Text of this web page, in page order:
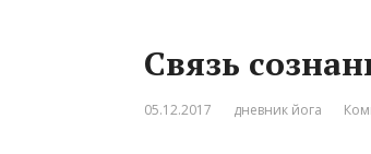
Cвязь
05.12.2017 дневник йога